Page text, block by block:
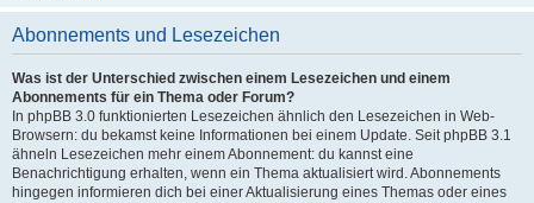
Abonnements und Lesezeichen
Was ist der Unterschied zwischen einem Lesezeichen und einem
Abonnements für ein Thema oder Forum?
In phpBB 3.0 funktionierten Lesezeichen ähnlich den Lesezeichen in Web-
Browsern: du bekamst keine Informationen bei einem Update. Seit phpBB 3.1
ähneln Lesezeichen mehr einem Abonnement: du kannst eine
Benachrichtigung erhalten, wenn ein Thema aktualisiert wird. Abonnements
hingegen informieren dich bei einer Aktualisierung eines Themas oder eines